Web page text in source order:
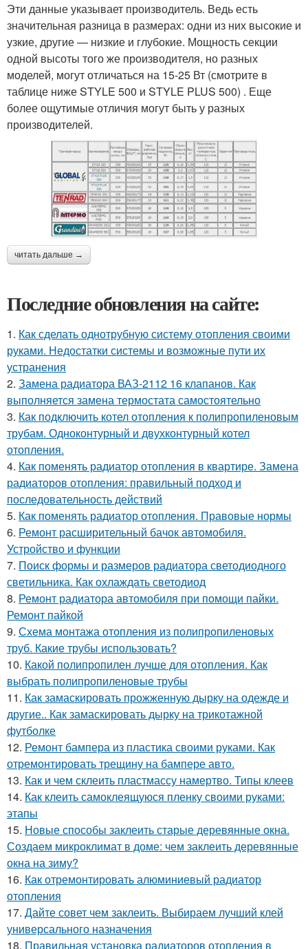
Эти данные указывает производитель. Ведь есть
значительная разница в размерах: одни из них высокие и
узкие, другие — низкие и глубокие. Мощность секции
одной высоты того же производителя, но разных
моделей, могут отличаться на 15-25 Вт (смотрите в
таблице ниже STYLE 500 и STYLE PLUS 500) . Еще
более ощутимые отличия могут быть у разных
производителей.
читать дальше →
Последние обновления на сайте:
1. Как сделать однотрубную систему отопления своими
руками. Недостатки системы и возможные пути их
устранения
2. Замена радиатора ВАЗ-2112 16 клапанов. Как
выполняется замена термостата самостоятельно
3. Как подключить котел отопления к полипропиленовым
трубам. Одноконтурный и двухконтурный котел
отопления.
4. Как поменять радиатор отопления в квартире. Замена
радиаторов отопления: правильный подход и
последовательность действий
5. Как поменять радиатор отопления. Правовые нормы
6. Ремонт расширительный бачок автомобиля.
Устройство и функции
7. Поиск формы и размеров радиатора светодиодного
светильника. Как охлаждать светодиод
8. Ремонт радиатора автомобиля при помощи пайки.
Ремонт пайкой
9. Схема монтажа отопления из полипропиленовых
труб. Какие трубы использовать?
10. Какой полипропилен лучше для отопления. Как
выбрать полипропиленовые трубы
11. Как замаскировать прожженную дырку на одежде и
другие.. Как замаскировать дырку на трикотажной
футболке
12. Ремонт бампера из пластика своими руками. Как
отремонтировать трещину на бампере авто.
13. Как и чем склеить пластмассу намертво. Типы клеев
14. Как клеить самоклеящуюся пленку своими руками:
этапы
15. Новые способы заклеить старые деревянные окна.
Создаем микроклимат в доме: чем заклеить деревянные
окна на зиму?
16. Как отремонтировать алюминиевый радиатор
отопления
17. Дайте совет чем заклеить. Выбираем лучший клей
универсального назначения
18. Правильная установка радиаторов отопления в